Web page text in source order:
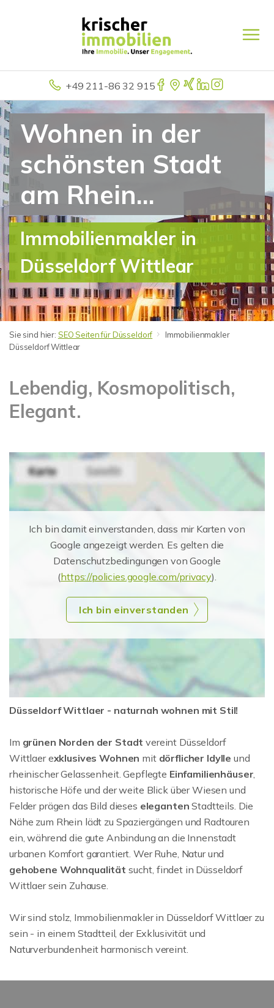
+49 211-86 32 915
Wohnen in der
schönsten Stadt
am Rhein...
Immobilienmakler in
Düsseldorf Wittlear
Sie sind hier: SEO Seiten für Düsseldorf
Immobilienmakler
Düsseldorf Wittlear
Lebendig, Kosmopolitisch,
Elegant.
Ich bin damit einverstanden, dass mir Karten von
Google angezeigt werden. Es gelten die
Datenschutzbedingungen von Google
(https://policies.google.com/privacy).
Ich bin einverstanden
Düsseldorf Wittlaer - naturnah wohnen mit Stil!
Im grünen Norden der Stadt vereint Düsseldorf
Wittlaer exklusives Wohnen mit dörflicher Idylle und
rheinischer Gelassenheit. Gepflegte Einfamilienhäuser,
historische Höfe und der weite Blick über Wiesen und
Felder prägen das Bild dieses eleganten Stadtteils. Die
Nähe zum Rhein lädt zu Spaziergängen und Radtouren
ein, während die gute Anbindung an die Innenstadt
urbanen Komfort garantiert. Wer Ruhe, Natur und
gehobene Wohnqualität sucht, findet in Düsseldorf
Wittlaer sein Zuhause.
Wir sind stolz, Immobilienmakler in Düsseldorf Wittlaer zu
sein - in einem Stadtteil, der Exklusivität und
Naturverbundenheit harmonisch vereint.